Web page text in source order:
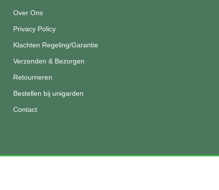
Over Ons
Privacy Policy
Klachten Regeling/Garantie
Verzenden & Bezorgen
Retourneren
Bestellen bij unigarden
Contact